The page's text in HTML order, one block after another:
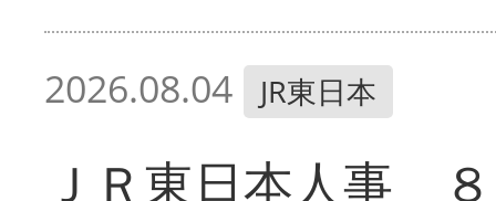
2026.08.04 JR東日本
ＪＲ東日本人事